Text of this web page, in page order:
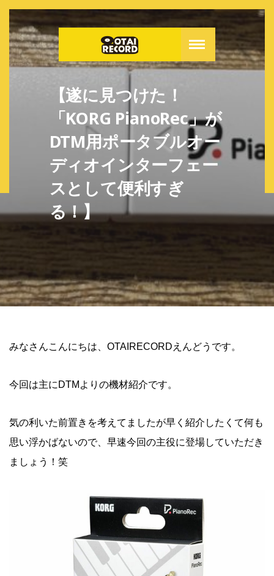
【遂に見つけた！
「KORG PianoRec」が
DTM用ポータブルオー
ディオインターフェー
スとして便利すぎ
る！】
みなさんこんにちは、OTAIRECORDえんどうです。
今回は主にDTMよりの機材紹介です。
気の利いた前置きを考えてましたが早く紹介したくて何も
思い浮かばないので、早速今回の主役に登場していただき
ましょう！笑